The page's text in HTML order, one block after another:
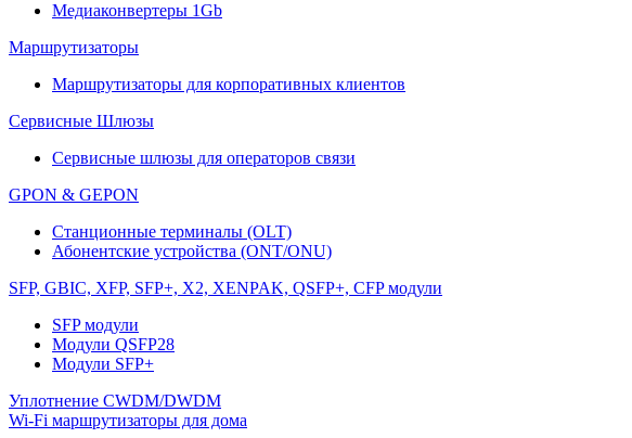
Медиаконвертеры 1Gb
Маршрутизаторы
Маршрутизаторы для корпоративных клиентов
Сервисные Шлюзы
Сервисные шлюзы для операторов связи
GPON & GEPON
Станционные терминалы (OLT)
Абонентские устройства (ONT/ONU)
SFP, GBIC, XFP, SFP+, X2, XENPAK, QSFP+, CFP модули
SFP модули
Модули QSFP28
Модули SFP+
Уплотнение CWDM/DWDM
Wi-Fi маршрутизаторы для дома